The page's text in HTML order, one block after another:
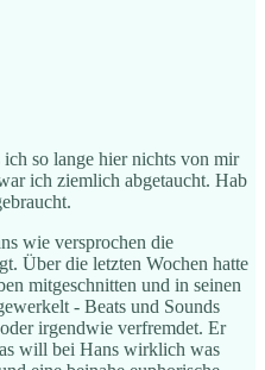
so lange hier nichts von mir
ich ziemlich abgetaucht. Hab
wie versprochen die
Über die letzten Wochen hatte
mitgeschnitten und in seinen
- Beats und Sounds
irgendwie verfremdet. Er
will bei Hans wirklich was